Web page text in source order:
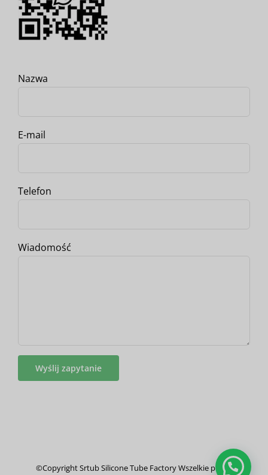
Nazwa
E-mail
Telefon
Wiadomość
©Copyright Srtub Silicone Tube Factory Wszelkie prawa
Cześć, tu Srtub, w czym mogę pomóc?